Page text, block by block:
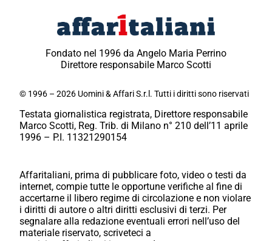
Fondato nel 1996 da Angelo Maria Perrino
Direttore responsabile Marco Scotti
© 1996 – 2026 Uomini & Affari S.r.l. Tutti i diritti sono riservati
Testata giornalistica registrata, Direttore responsabile
Marco Scotti, Reg. Trib. di Milano n° 210 dell’11 aprile
1996 – P.I. 11321290154
Affaritaliani, prima di pubblicare foto, video o testi da
internet, compie tutte le opportune verifiche al fine di
accertarne il libero regime di circolazione e non violare
i diritti di autore o altri diritti esclusivi di terzi. Per
segnalare alla redazione eventuali errori nell’uso del
materiale riservato, scriveteci a